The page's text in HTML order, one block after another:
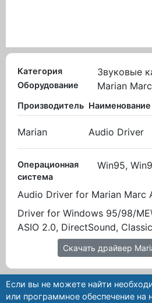
Категория Звуковые
Оборудование Marian
Производитель Наименование
Marian Audio Driver
Операционная
система
Win95,
Audio Driver for Marian Marc
Driver for Windows 95/98/
ASIO 2.0, DirectSound,
Скачать драйвер
Если вы не можете найти
или программное обеспечение на